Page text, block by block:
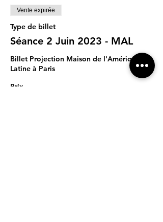
Vente expirée
Type de billet
Séance 2 Juin 2023 - MAL
Billet Projection Maison de l'Amérique
Latine à Paris
Prix